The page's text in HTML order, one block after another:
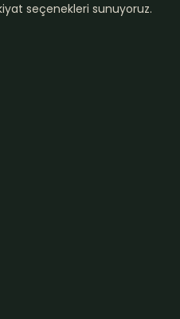
seçenekleri sunuyoruz.